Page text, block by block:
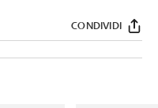
CONDIVIDI